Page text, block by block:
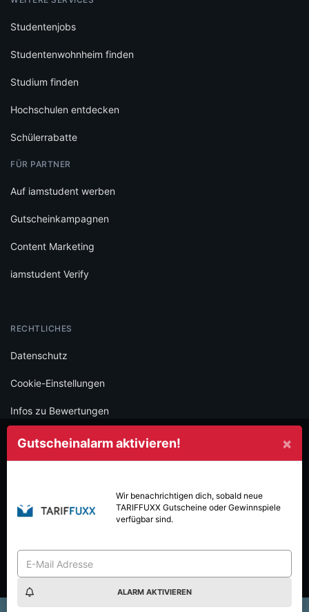
×
Gutscheinalarm aktivieren!
Wir benachrichtigen dich, sobald neue
TARIFFUXXGutscheine oder Gewinnspiele
verfügbar sind.
ALARM AKTIVIEREN
Studentenjobs
Studentenwohnheim finden
Studium finden
Hochschulen entdecken
Schülerrabatte
FÜR PARTNER
Auf iamstudent werben
Gutscheinkampagnen
Content Marketing
iamstudent Verify
RECHTLICHES
Datenschutz
Cookie-Einstellungen
Infos zu Bewertungen
AGB
Folge iamstudent und verpasse keine Deals mehr.
Made with
in Vienna.